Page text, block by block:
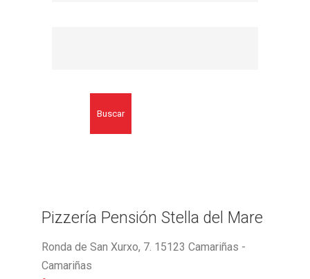
Buscar
Pizzería Pensión Stella del Mare
Ronda de San Xurxo, 7. 15123 Camariñas -
Camariñas